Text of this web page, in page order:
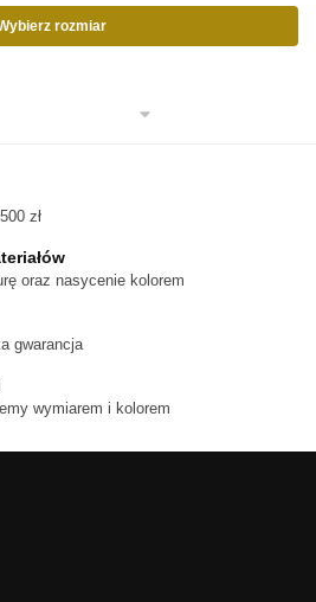
rozmiar
wybrać
na
produktu
zł
oraz nasycenie kolorem
gwarancja
wymiarem i kolorem